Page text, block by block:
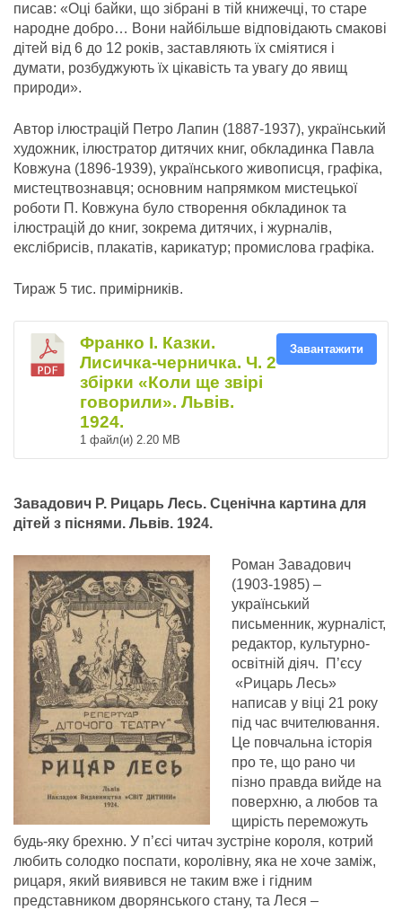
писав: «Оці байки, що зібрані в тій книжечці, то старе
народне добро… Вони найбільше відповідають смакові
дітей від 6 до 12 років, заставляють їх сміятися і
думати, розбуджують їх цікавість та увагу до явищ
природи».
Автор ілюстрацій Петро Лапин (1887-1937), український
художник, ілюстратор дитячих книг, обкладинка Павла
Ковжуна (1896-1939), українського живописця, графіка,
мистецтвознавця; основним напрямком мистецької
роботи П. Ковжуна було створення обкладинок та
ілюстрацій до книг, зокрема дитячих, і журналів,
екслібрисів, плакатів, карикатур; промислова графіка.
Тираж 5 тис. примірників.
Франко І. Казки.
Лисичка-черничка. Ч. 2
збірки «Коли ще звірі
говорили». Львів.
1924.
1 файл(и) 2.20 MB
Завантажити
Завадович Р. Рицарь Лесь. Сценічна картина для
дітей з піснями. Львів. 1924.
Роман Завадович
(1903-1985) –
український
письменник, журналіст,
редактор, культурно-
освітній діяч. П’єсу
«Рицарь Лесь»
написав у віці 21 року
під час вчителювання.
Це повчальна історія
про те, що рано чи
пізно правда вийде на
поверхню, а любов та
щирість переможуть
будь-яку брехню. У п’єсі читач зустріне короля, котрий
любить солодко поспати, королівну, яка не хоче заміж,
рицаря, який виявився не таким вже і гідним
представником дворянського стану, та Леся –